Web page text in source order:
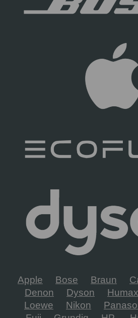
Apple Bose Braun
Denon
Dyson Humax
Loewe
Nikon